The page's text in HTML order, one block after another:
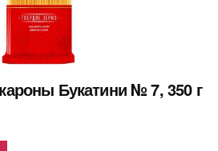
Букатини № 7, 350 г